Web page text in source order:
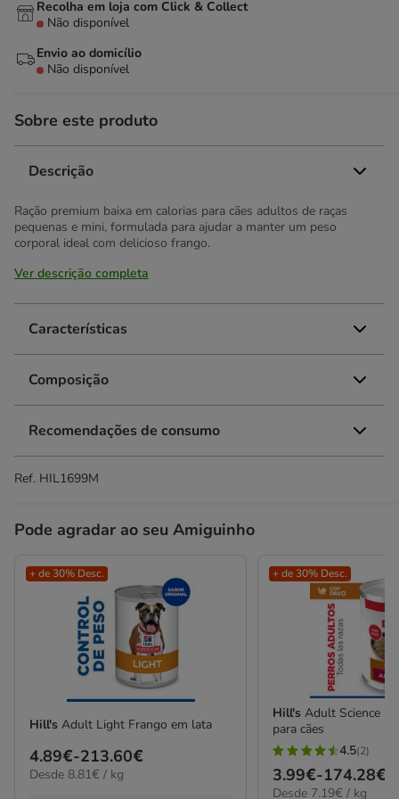
Recolha em loja com Click & Collect
Não disponível
Envio ao domicílio
Não disponível
Sobre este produto
Descrição
Ração premium baixa em calorias para cães adultos de raças
pequenas e mini, formulada para ajudar a manter um peso
corporal ideal com delicioso frango.
Ver descrição completa
Características
Composição
Recomendações de consumo
Ref. HIL1699M
Pode agradar ao seu Amiguinho
+ de 30% Desc.
Hill's Adult Light Frango em lata
Preço
de
4.89€-213.60€
8.81€
Desde 8.81€ / kg
+ de 30% Desc.
Hill'sAdult Science
para cães
4.5
estrelas
4.5(2)
Preço
3.99€-174.28€
7.19€
Desde 7.19€ / kg